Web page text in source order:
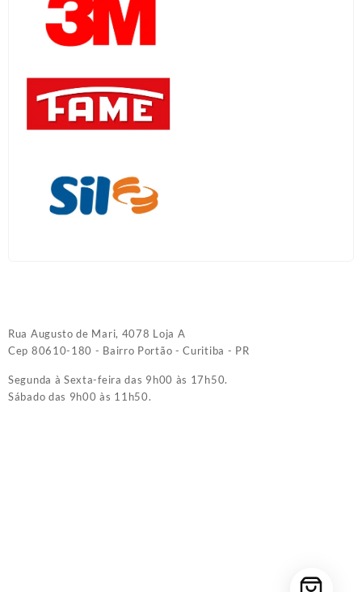
Rua Augusto de Mari, 4078 Loja A
Cep 80610-180 - Bairro Portão - Curitiba - PR
Segunda à Sexta-feira das 9h00 às 17h50.
Sábado das 9h00 às 11h50.